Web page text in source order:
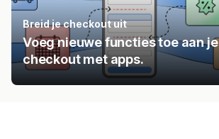
Breid je checkout uit
Voeg nieuwe functies toe aan je
checkout met apps.